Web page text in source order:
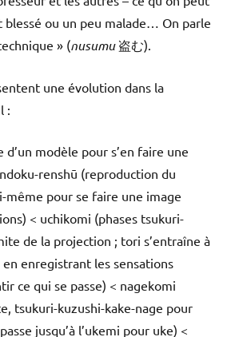
ou un peu malade… On parle
» (nusumu盗む).
une évolution dans la
:
modèle pour s’en faire une
renshū (reproduction du
même pour se faire une image
< uchikomi (phases tsukuri-
de la projection ; tori s’entraîne à
enregistrant les sensations
ce qui se passe) < nagekomi
tsukuri-kuzushi-kake-nage pour
jusqu’à l’ukemi pour uke) <